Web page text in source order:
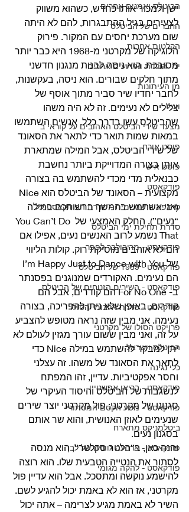
הביטלס ואמנים אחרים
החברים של הביטלס
הקלטות אחרות
ימי הולדת ואירועים אחרים
מן העיתונות
ויניל
מצעד שירי הביטלס האהובים על קוראי ב
פוסט אורח
פוסט אישי
פודקאסט
סימפוניה שמיימית - סדרת הפודקאסט על
סדרת תחילת ימי הביטלס
פודקאסט - מריבולבר לפפר
פודקאסט - 1969 של הביטלס
פודקאסט - השירים הזנוחים של הביטלס
פודקאסט - סדרת אלבומי הסולו
פרויקט הסולו של מקרטני
הביטלס וישראל
כלי נגינה
פודקאסט - בריאן אפשטיין
פודקאסט - מסע הקסם המסתורי
ביטלמניקס מתארח
פודקאסט - ארבעה גוונים של לבן
פודקאסט - להקה מגומי
ישן ולמכור אותו כחדש, כשהוא משווק
לצעירים בגיל ההתבגרות, להם לא היתה
שום מערכת יחסים עם המקור. פירוק
הלוגיקה של מקרטני מ-1968 היא כבר יותר
מסובכת. הוא ניסה לבנות מנגנון חדשני
מתוך חלקים שבורים. הוא ניסה, בעקשנות,
לחבר יחדיו שיר סביר מתוך אוסף של
צלילים לא נעימים. זה לא היה משהו
שהביטלס עשו בדרך כלל. אנשים השתמשו
במאות שמות תואר כדי לתאר את הסאונד
של שירי הביטלס, אבל המילה שמתארת
אותן בצורה המדוייקת ביותר נחשבת
כבנאלית מדי מכדי להשתמש בה בצורה
(אני אשתמש בהמשך ברשותכם במילה
“נעים”). החלק האמצעי של You Can’t Do
That נשמע לרוב האנשים נעים, אפילו אם
הם לא אוהבים מוסיקת רוק. קולות הליווי
הם נעימים. האקורדים שמנוגנים בפסנתר
ב- For No One הם קודרים, אבל הם
קודרים, באופן שלא ניתן להפריכה, בצורה
נעימה. אני מבין שזה נראה מטופש להצביע
על זה, ואני מבין ששום עורך מגזין לעולם לא
יתן למבקר להשתמש במילה Nice כדי
לתאר את הסאונד של משהו. זה עצלני
וחסר אפקטיביות. עדיין, זהו המפתח
לנשגבות של הביטלס והיסוד העיקרי של
סגנונו של מקרטני: פול מקרטני יוצר שירים
שנעימים לאוזן האנושית, והוא שר אותם
בסגנון נעים.
והנה כאן, ב”הלטר סקלטר”, הוא מנסה
לסתור את הנטייה הטבעית שלו. הוא רוצה
להישמע נוקשה ומתסכל. אבל הוא עדיין פול
מקרטני, אז הוא לא באמת יכול להגיע לשם.
השיר לא באמת מגיע לצרימה – אתה יכול